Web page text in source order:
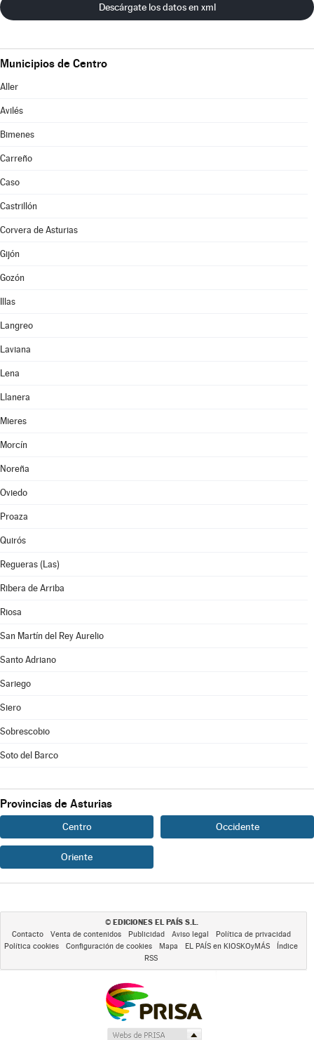
Descárgate los datos en xml
Municipios de Centro
Aller
Avilés
Bimenes
Carreño
Caso
Castrillón
Corvera de Asturias
Gijón
Gozón
Illas
Langreo
Laviana
Lena
Llanera
Mieres
Morcín
Noreña
Oviedo
Proaza
Quirós
Regueras (Las)
Ribera de Arriba
Riosa
San Martín del Rey Aurelio
Santo Adriano
Sariego
Siero
Sobrescobio
Soto del Barco
Provincias de Asturias
Centro Occidente
Oriente
© EDICIONES EL PAÍS S.L.
Contacto Venta de contenidos Publicidad Aviso legal
Política de privacidad
Política cookies
Configuración de cookies Mapa EL PAÍS en KIOSKOyMÁS
Índice
RSS